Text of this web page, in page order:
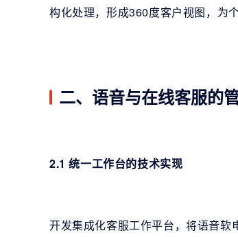
构化处理，形成360度客户视图，为
二、语音与在线客服的
2.1 统一工作台的技术实现
开发集成化客服工作平台，将语音